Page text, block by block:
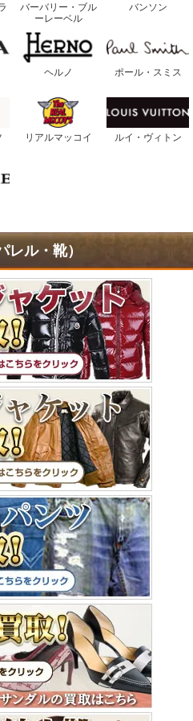
バーバリー・ブル
ーレーベル
バンソン
ヘルノ ポール・スミス
リアルマッコイ ルイ・ヴィトン
レル・靴）